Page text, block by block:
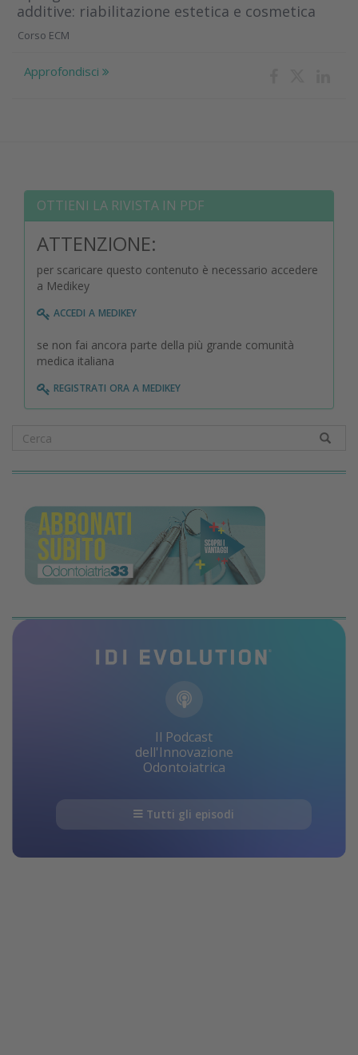
additive: riabilitazione estetica e cosmetica
Corso ECM
Approfondisci
OTTIENI LA RIVISTA IN PDF
ATTENZIONE:
per scaricare questo contenuto è necessario accedere
a Medikey
accedi a medikey
se non fai ancora parte della più grande comunità
medica italiana
registrati ora a medikey
Il Podcast
dell'Innovazione
Odontoiatrica
Tutti gli episodi